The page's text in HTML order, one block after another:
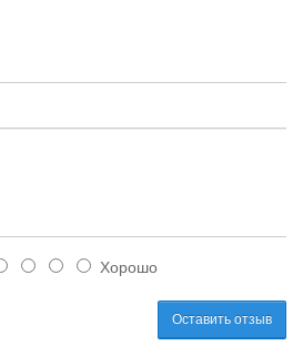
Хорошо
Оставить отзыв